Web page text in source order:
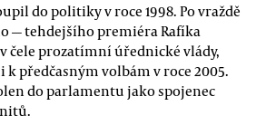
do politiky v roce 1998. Po vraždě
—tehdejšího premiéra Rafíka
čele prozatímní úřednické vlády,
k předčasným volbám v roce 2005.
do parlamentu jako spojenec